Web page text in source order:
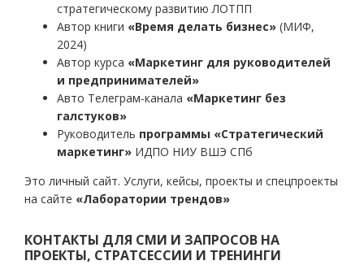
стратегическому развитию ЛОТПП
Автор книги «Время делать бизнес» (МИФ,
2024)
Автор курса «Маркетинг для руководителей
и предпринимателей»
Авто Телеграм-канала «Маркетинг без
галстуков»
Руководитель программы «Стратегический
маркетинг» ИДПО НИУ ВШЭ СПб
Это личный сайт. Услуги, кейсы, проекты и спецпроекты
на сайте «Лаборатории трендов»
КОНТАКТЫ ДЛЯ СМИ И ЗАПРОСОВ НА
ПРОЕКТЫ, СТРАТСЕССИИ И ТРЕНИНГИ